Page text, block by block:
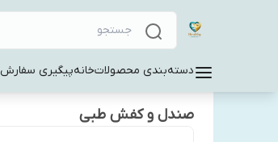
دسته‌بندی محصولاتخانهپیگیری سفارش
صندل و کفش طبی